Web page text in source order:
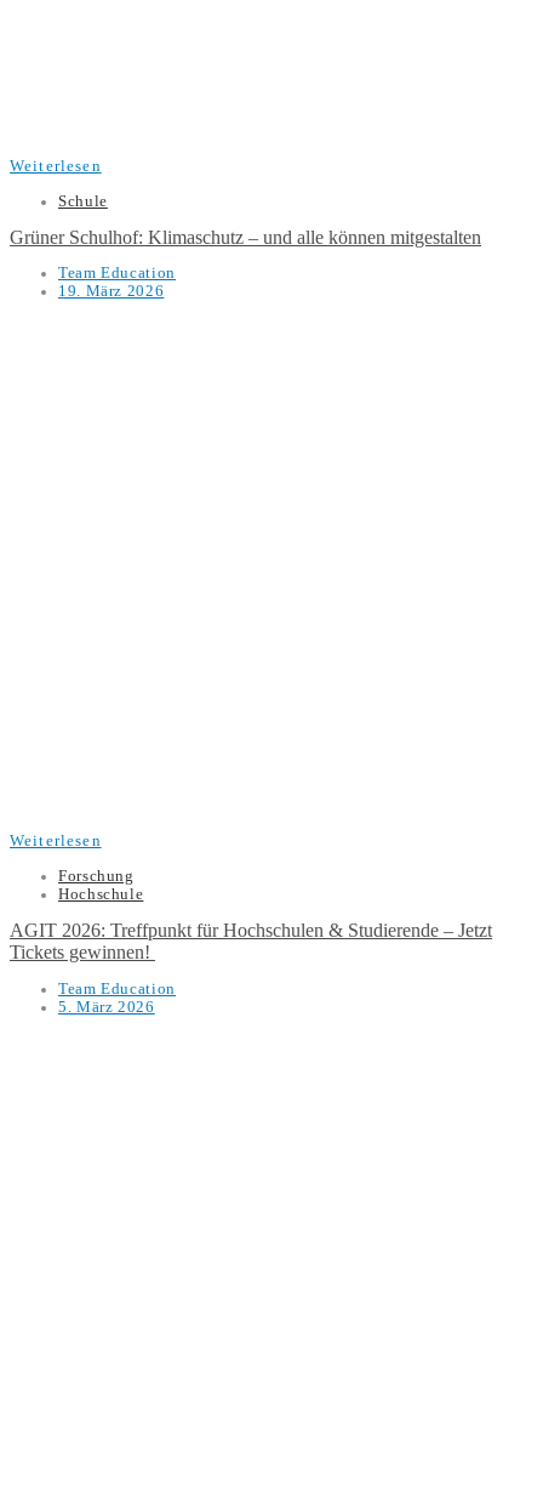
Weiterlesen
Schule
Grüner Schulhof: Klimaschutz – und alle können mitgestalten
Team Education
19. März 2026
Weiterlesen
Forschung
Hochschule
AGIT 2026: Treffpunkt für Hochschulen & Studierende – Jetzt
Tickets gewinnen!
Team Education
5. März 2026